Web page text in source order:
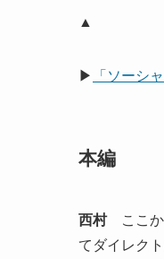
▲
▶ 「ソーシ
本編
西村ここか
てダイレク